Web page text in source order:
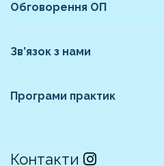
Обговорення ОП
Зв’язок з нами
Програми практик
Контакти